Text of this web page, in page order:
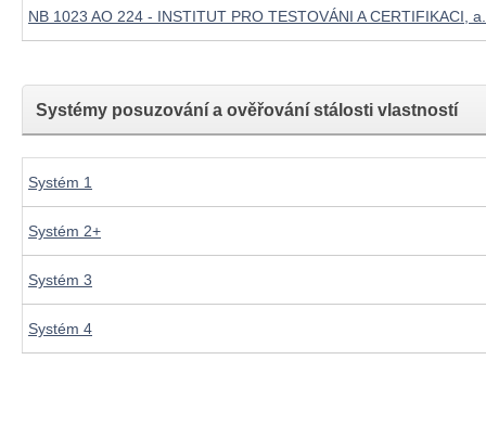
NB 1023 AO 224 - INSTITUT PRO TESTOVÁNI A CERTIFIKACI,
Systémy posuzování a ověřování stálosti vlastností
Systém 1
Systém 2+
Systém 3
Systém 4